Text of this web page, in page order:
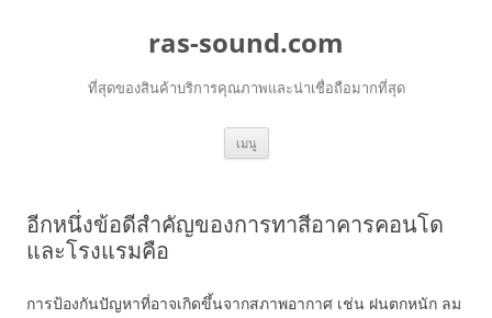
ras-sound.com
ที่สุดของสินค้าบริการคุณภาพและน่าเชื่อถือมากที่สุด
เมนู ข้าม
ยัง
อีกหนึ่งข้อดีสำคัญของการทาสีอาคารคอนโด
และโรงแรมคือ
การป้องกันปัญหาที่อาจเกิดขึ้นจากสภาพอากาศ เช่น ฝนตกหนัก ลม